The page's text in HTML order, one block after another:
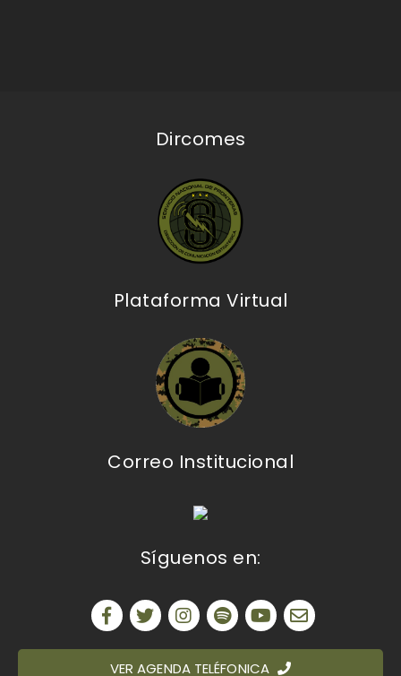
Dircomes
Plataforma Virtual
Correo Institucional
Síguenos en:
VER AGENDA TELÉFONICA